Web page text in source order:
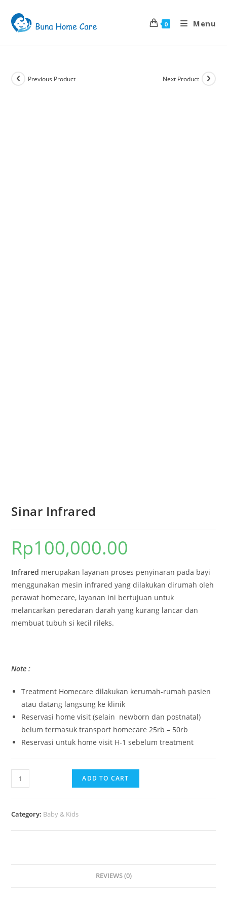
0 Menu
Previous Product Next Product
Sinar Infrared
Rp100,000.00
Infrared merupakan layanan proses penyinaran pada bayi
menggunakan mesin infrared yang dilakukan dirumah oleh
perawat homecare, layanan ini bertujuan untuk
melancarkan peredaran darah yang kurang lancar dan
membuat tubuh si kecil rileks.
Note :
Treatment Homecare dilakukan kerumah-rumah pasien
atau datang langsung ke klinik
Reservasi home visit (selain newborn dan postnatal)
belum termasuk transport homecare 25rb – 50rb
Reservasi untuk home visit H-1 sebelum treatment
ADD TO CART
Category: Baby & Kids
REVIEWS (0)